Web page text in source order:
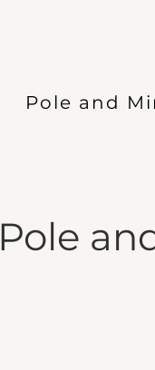
Pole and
Pole